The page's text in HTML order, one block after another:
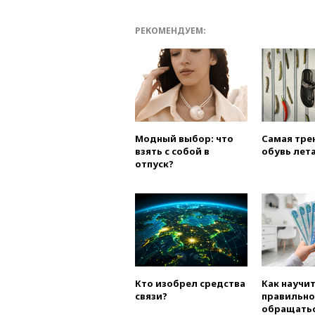
РЕКОМЕНДУЕМ:
Модный выбор: что
взять с собой в
отпуск?
Самая
обувь
Кто изобрел средства
связи?
Как
правильно